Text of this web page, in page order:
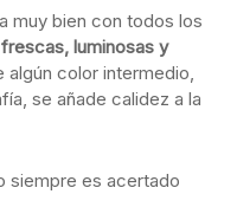
muy bien con todos los
luminosas y
algún color intermedio,
se añade calidez a la
siempre es acertado